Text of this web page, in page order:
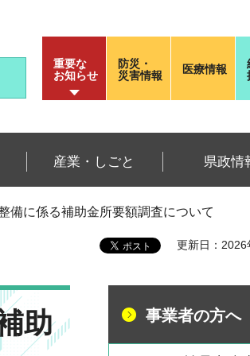
重要な
お知らせ
防災・
災害情報
医療情報
産業・しごと 県政情
備に係る補助金所要額調査について
更新日：2026
助 事業者の方へ